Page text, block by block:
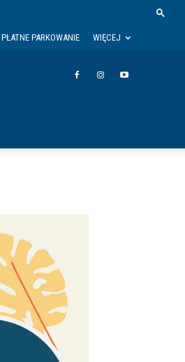
PŁATNE PARKOWANIE WIĘCEJ